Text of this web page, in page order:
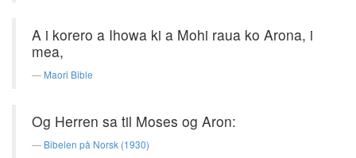
A i korero a Ihowa ki a Mohi raua ko Arona, i
mea,
Maori Bible
Og Herren sa til Moses og Aron:
Bibelen på Norsk (1930)